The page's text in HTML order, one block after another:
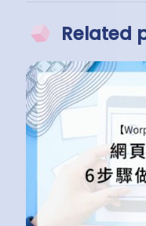
Related